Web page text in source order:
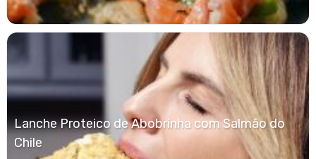
Lanche Proteico de Abobrinha com Salmão do
Chile